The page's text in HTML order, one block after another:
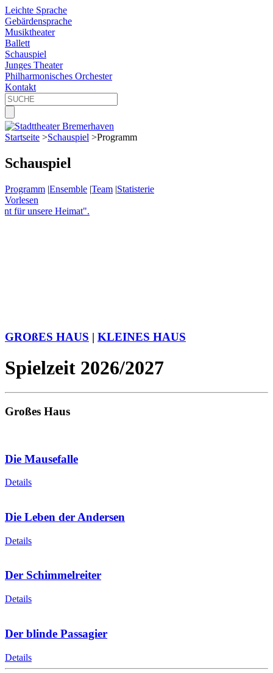
Leichte Sprache
Gebärdensprache
Musiktheater
Ballett
Schauspiel
Junges Theater
Philharmonisches Orchester
Kontakt
Startseite >Schauspiel >Programm
Schauspiel
Programm |Ensemble |Team |Statisterie
Vorlesen
GROßES HAUS | KLEINES HAUS
Spielzeit 2026/2027
Großes Haus
Die Mausefalle
Details
Die Leben der Andersen
Details
Der Schimmelreiter
Details
Der blinde Passagier
Details